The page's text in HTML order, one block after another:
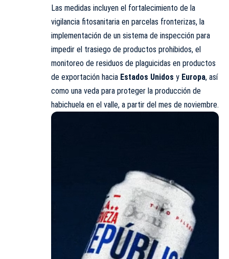
Las medidas incluyen el fortalecimiento de la
vigilancia fitosanitaria en parcelas fronterizas, la
implementación de un sistema de inspección para
impedir el trasiego de productos prohibidos, el
monitoreo de residuos de plaguicidas en productos
de exportación hacia Estados Unidos y Europa, así
como una veda para proteger la producción de
habichuela en el valle, a partir del mes de noviembre.